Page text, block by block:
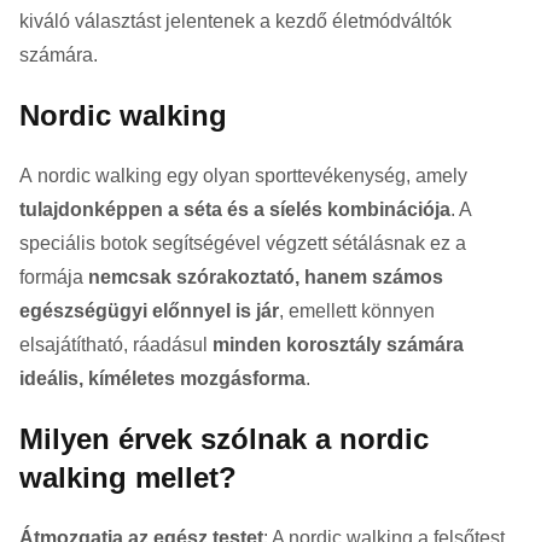
kiváló választást jelentenek a kezdő életmódváltók
számára.
Nordic walking
A nordic walking egy olyan sporttevékenység, amely
tulajdonképpen a séta és a síelés kombinációja. A
speciális botok segítségével végzett sétálásnak ez a
formája nemcsak szórakoztató, hanem számos
egészségügyi előnnyel is jár, emellett könnyen
elsajátítható, ráadásul minden korosztály számára
ideális, kíméletes mozgásforma.
Milyen érvek szólnak a nordic
walking mellet?